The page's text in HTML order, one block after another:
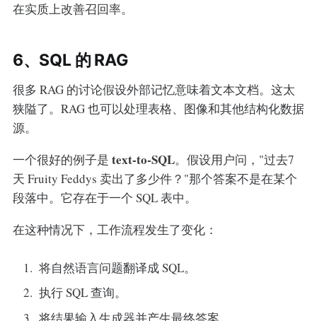
在实质上改善召回率。
6、SQL 的 RAG
很多 RAG 的讨论假设外部记忆意味着文本文档。这太
狭隘了。RAG 也可以处理表格、图像和其他结构化数据
源。
一个很好的例子是 text-to-SQL。假设用户问，"过去7
天 Fruity Feddys 卖出了多少件？"那个答案不是在某个
段落中。它存在于一个 SQL 表中。
在这种情况下，工作流程发生了变化：
将自然语言问题翻译成 SQL。
执行 SQL 查询。
将结果输入生成器并产生最终答案。